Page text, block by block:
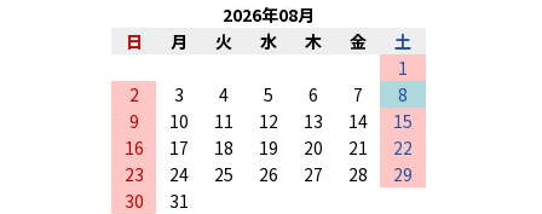
2026年08月
日
月 火 水 木 金
土
1
2
3 4 5 6 7
8
9
10 11 12 13 14
15
16
17 18 19 20 21
22
23
24 25 26 27 28
29
30
31